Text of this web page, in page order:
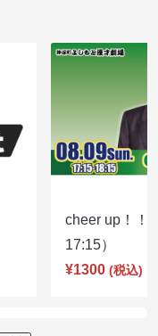
cheer up！
17:15）
¥1300 (税込)